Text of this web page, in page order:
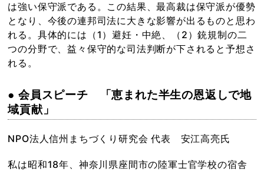
は強い保守派である。この結果、最高裁は保守派が優勢
となり、今後の連邦司法に大きな影響が出るものと思わ
れる。具体的には（1）避妊・中絶、（2）銃規制の二
つの分野で、益々保守的な司法判断が下されると予想さ
れる。
● 会員スピーチ 「恵まれた半生の恩返しで地
域貢献」
NPO法人信州まちづくり研究会 代表 安江高亮氏
私は昭和18年、神奈川県座間市の陸軍士官学校の宿舎